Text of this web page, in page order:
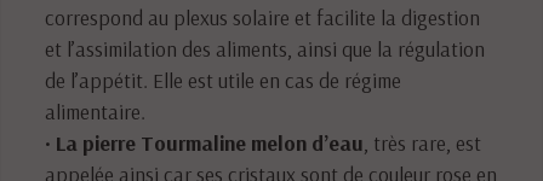
correspond au plexus solaire et facilite la digestion
et l’assimilation des aliments, ainsi que la régulation
de l’appétit. Elle est utile en cas de régime
alimentaire.
• La pierre Tourmaline melon d’eau , très rare, est
appelée ainsi car ses cristaux sont de couleur rose en